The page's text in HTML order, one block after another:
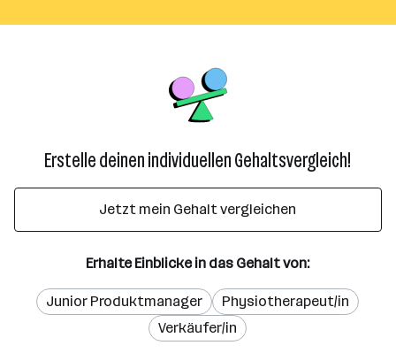
Erstelle deinen individuellen Gehaltsvergleich!
Jetzt mein Gehalt vergleichen
Erhalte Einblicke in das Gehalt von:
Junior Produktmanager
Physiotherapeut/in
Verkäufer/in